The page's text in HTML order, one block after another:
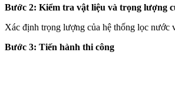
Bước 2: Kiểm tra vật liệu và trọng lượng
Xác định trọng lượng của hệ thống lọc nước
Bước 3: Tiến hành thi công